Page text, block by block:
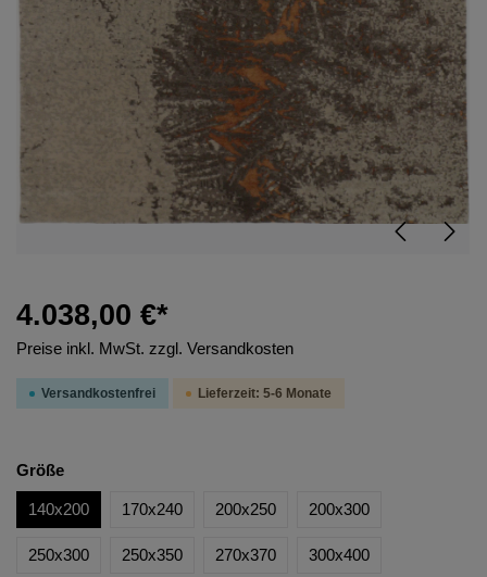
4.038,00 €*
Preise inkl. MwSt. zzgl. Versandkosten
Versandkostenfrei Lieferzeit: 5-6 Monate
Größe
140x200 170x240 200x250 200x300
250x300 250x350 270x370 300x400